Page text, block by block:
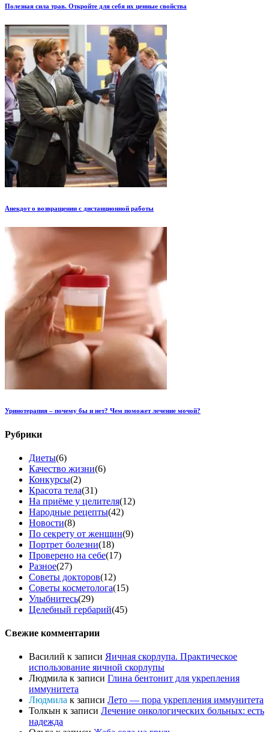
Полезная сила трав. Откройте для себя их ценные свойства
Анекдот о возвращении с дистанционной работы
Уринотерапия – почему бы и нет? Чем поможет лечение мочой?
Рубрики
Диеты(6)
Качество жизни(6)
Конкурсы(2)
Красота тела(31)
На приёме у целителя(12)
Народные рецепты(42)
Новости(8)
По секрету от женщин(9)
Портрет болезни(18)
Проверено на себе(17)
Разное(27)
Советы докторов(12)
Советы косметолога(15)
Улыбнитесь(29)
Целебный гербарий(45)
Свежие комментарии
Василий к записи Яичная скорлупа. Практическое
использование яичной скорлупы
Людмила к записи Глина бентонит для укрепления
иммунитета
Людмила к записи Лето — пора укрепления иммунитета
Толкын к записи Лечение онкологических больных: есть
надежда